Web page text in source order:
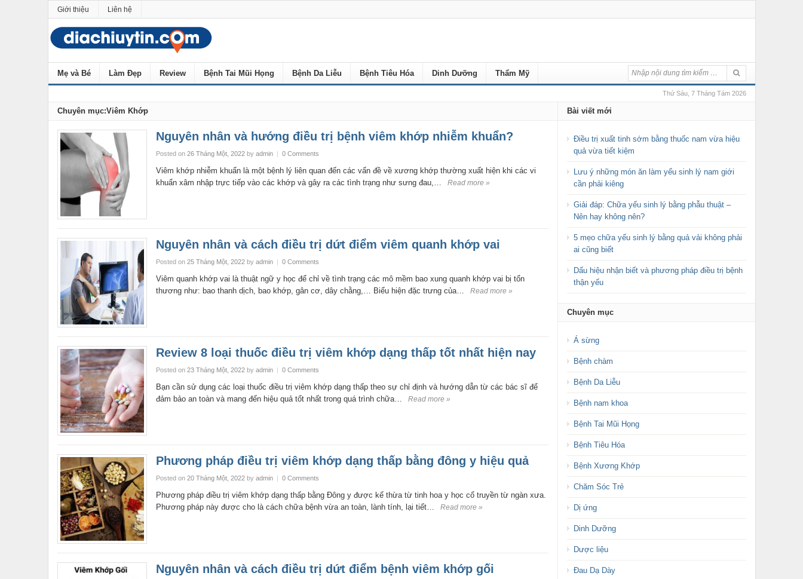
Giới thiệu Liên hệ
Mẹ và Bé Làm Đẹp Review Bệnh Tai Mũi Họng Bệnh Da Liễu Bệnh Tiêu Hóa Dinh Dưỡng Thẩm Mỹ
Thứ Sáu, 7 Tháng Tám 2026
Chuyên mục:Viêm Khớp
Nguyên nhân và hướng điều trị bệnh viêm khớp nhiễm khuẩn?
Posted on 26 Tháng Một, 2022by admin | 0 Comments
Viêm khớp nhiễm khuẩn là một bệnh lý liên quan đến các vấn đề về xương khớp thường xuất hiện khi các vi
khuẩn xâm nhập trực tiếp vào các khớp và gây ra các tình trạng như sưng đau,…
Read more »
Nguyên nhân và cách điều trị dứt điểm viêm quanh khớp vai
Posted on 25 Tháng Một, 2022by admin | 0 Comments
Viêm quanh khớp vai là thuật ngữ y học để chỉ về tình trạng các mô mềm bao xung quanh khớp vai bị tổn
thương như: bao thanh dịch, bao khớp, gân cơ, dây chằng,… Biểu hiện đặc trưng của…
Read more »
Review 8 loại thuốc điều trị viêm khớp dạng thấp tốt nhất hiện nay
Posted on 23 Tháng Một, 2022by admin | 0 Comments
Bạn cần sử dụng các loại thuốc điều trị viêm khớp dạng thấp theo sự chỉ định và hướng dẫn từ các bác sĩ để
đảm bảo an toàn và mang đến hiệu quả tốt nhất trong quá trình chữa…
Read more »
Phương pháp điều trị viêm khớp dạng thấp bằng đông y hiệu quả
Posted on 20 Tháng Một, 2022by admin | 0 Comments
Phương pháp điều trị viêm khớp dạng thấp bằng Đông y được kế thừa từ tinh hoa y học cổ truyền từ ngàn xưa.
Phương pháp này được cho là cách chữa bệnh vừa an toàn, lành tính, lại tiết…
Read more »
Nguyên nhân và cách điều trị dứt điểm bệnh viêm khớp gối
Bài viết mới
Điều trị xuất tinh sớm bằng thuốc nam vừa hiệu
quả vừa tiết kiệm
Lưu ý những món ăn làm yếu sinh lý nam giới
cần phải kiêng
Giải đáp: Chữa yếu sinh lý bằng phẫu thuật –
Nên hay không nên?
5 mẹo chữa yếu sinh lý bằng quả vải không phải
ai cũng biết
Dấu hiệu nhận biết và phương pháp điều trị bệnh
thận yếu
Chuyên mục
Á sừng
Bệnh chàm
Bệnh Da Liễu
Bệnh nam khoa
Bệnh Tai Mũi Họng
Bệnh Tiêu Hóa
Bệnh Xương Khớp
Chăm Sóc Trẻ
Dị ứng
Dinh Dưỡng
Dược liệu
Đau Dạ Dày